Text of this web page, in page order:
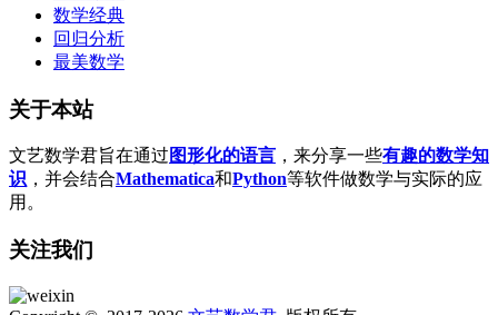
数学经典
回归分析
最美数学
关于本站
文艺数学君旨在通过 图形化的语言 ，来分享一些有趣的数学知
识 ，并会结合Mathematica和Python等软件做数学与实际的应
用。
关注我们